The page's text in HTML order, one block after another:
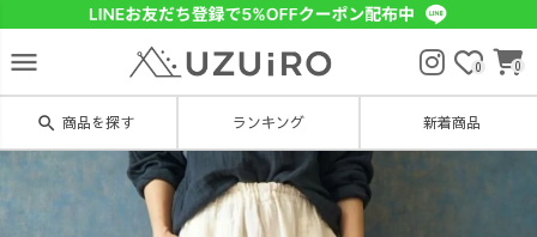
menu 0 0
search 商品を探す ランキング 新着商品